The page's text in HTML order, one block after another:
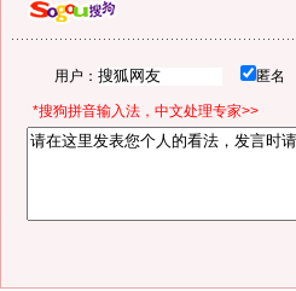
用户： 匿名
*搜狗拼音输入法，中文处理专家>>